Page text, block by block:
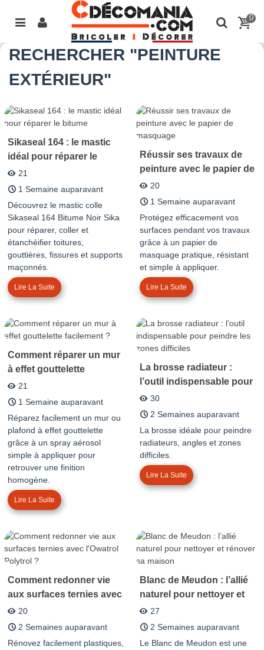
0
RECHERCHER "PEINTURE
EXTÉRIEUR"
Sikaseal 164 : le mastic
idéal pour réparer le
bitume
21
1 Semaine auparavant
Découvrez le mastic colle
Sikaseal 164 Bitume Noir Sika
pour réparer, coller et
étanchéifier toitures,
gouttières, fissures et supports
maçonnés.
Lire La Suite
Réussir ses travaux de
peinture avec le papier de
masquage
20
1 Semaine auparavant
Protégez efficacement vos
surfaces pendant vos travaux
grâce à un papier de
masquage pratique, résistant
et simple à appliquer.
Lire La Suite
Comment réparer un mur
à effet gouttelette
facilement ?
21
1 Semaine auparavant
Réparez facilement un mur ou
plafond à effet gouttelette
grâce à un spray aérosol
simple à appliquer pour
retrouver une finition
homogène.
Lire La Suite
La brosse radiateur :
l’outil indispensable pour
peindre les zones
difficiles
30
2 Semaines auparavant
La brosse idéale pour peindre
radiateurs, angles et zones
difficiles.
Lire La Suite
Comment redonner vie
aux surfaces ternies avec
l'Owatrol Polytrol ?
20
2 Semaines auparavant
Rénovez facilement plastiques,
Blanc de Meudon : l’allié
naturel pour nettoyer et
rénover sa maison
27
2 Semaines auparavant
Le Blanc de Meudon est une